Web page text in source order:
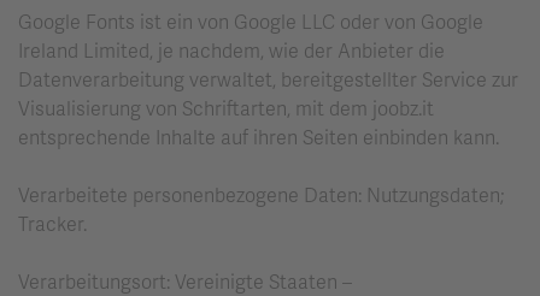
Google Fonts ist ein von Google LLC oder von Google
Ireland Limited, je nachdem, wie der Anbieter die
Datenverarbeitung verwaltet, bereitgestellter Service zur
Visualisierung von Schriftarten, mit dem joobz.it
entsprechende Inhalte auf ihren Seiten einbinden kann.
Verarbeitete personenbezogene Daten: Nutzungsdaten;
Tracker.
Verarbeitungsort: Vereinigte Staaten –